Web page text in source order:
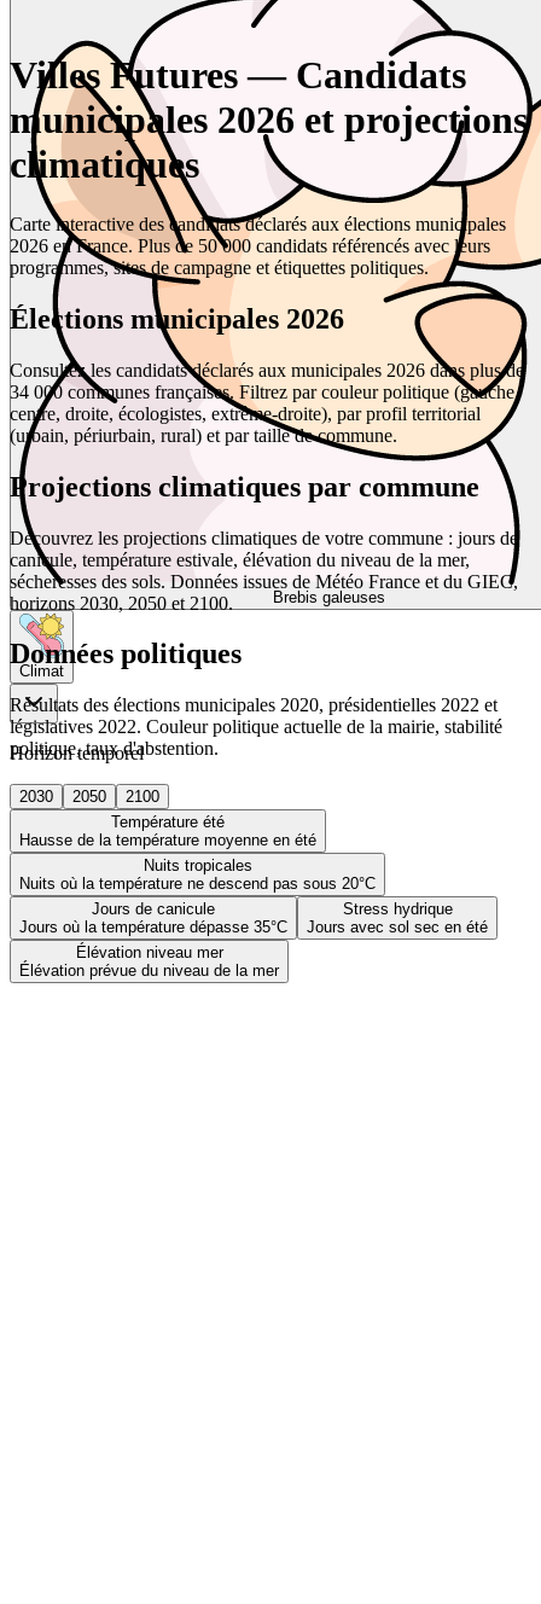
Brebis galeuses
Climat
Horizon temporel
2030 2050
2100
Température été
Hausse de la température moyenne en été
Nuits tropicales
Nuits où la température ne descend pas sous 20°C
Jours de canicule
Jours où la température dépasse 35°C
Stress hydrique
Jours avec sol sec en été
Élévation niveau mer
Élévation prévue du niveau de la mer
Villes Futures — Candidats
municipales 2026 et projections
climatiques
Carte interactive des candidats déclarés aux élections municipales
2026 en France. Plus de 50 000 candidats référencés avec leurs
programmes, sites de campagne et étiquettes politiques.
Élections municipales 2026
Consultez les candidats déclarés aux municipales 2026 dans plus de
34 000 communes françaises. Filtrez par couleur politique (gauche,
centre, droite, écologistes, extrême-droite), par profil territorial
(urbain, périurbain, rural) et par taille de commune.
Projections climatiques par commune
Découvrez les projections climatiques de votre commune : jours de
canicule, température estivale, élévation du niveau de la mer,
sécheresses des sols. Données issues de Météo France et du GIEC,
horizons 2030, 2050 et 2100.
Données politiques
Résultats des élections municipales 2020, présidentielles 2022 et
législatives 2022. Couleur politique actuelle de la mairie, stabilité
politique, taux d'abstention.